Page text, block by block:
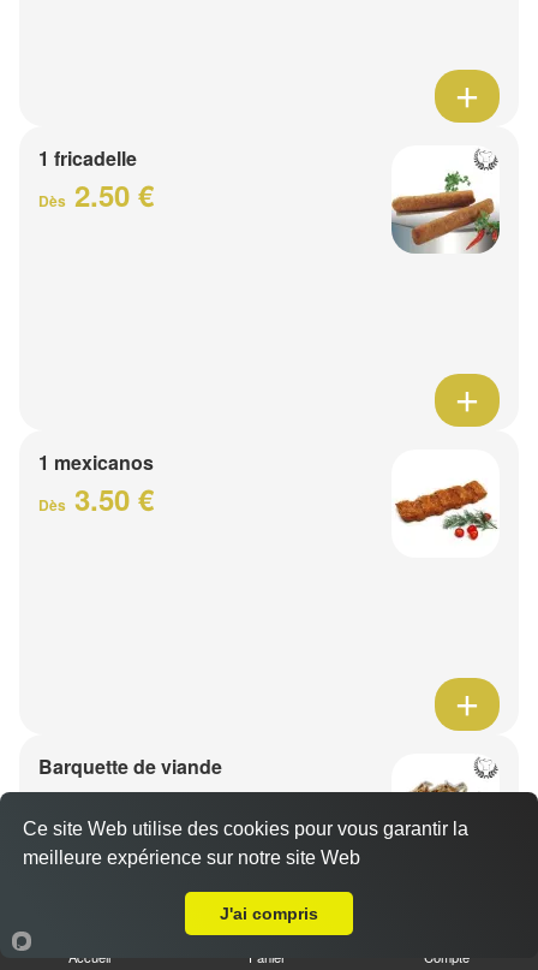
1 fricadelle
Dès 2.50 €
1 mexicanos
Dès 3.50 €
Barquette de viande
7.50 €
1 viande au choix
Accueil Panier Compte
Ce site Web utilise des cookies pour vous garantir la
meilleure expérience sur notre site Web
J'ai compris